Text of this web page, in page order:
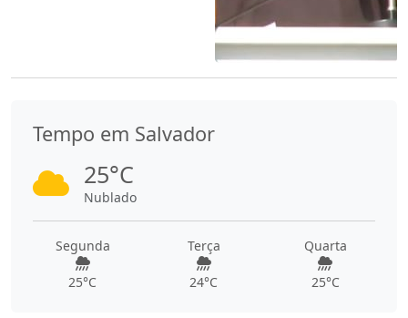
Tempo em Salvador
25°C
Nublado
Segunda
25°C
Terça
24°C
Quarta
25°C